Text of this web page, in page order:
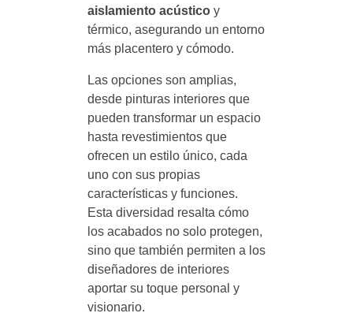
aislamiento acústicoy
térmico, asegurando un entorno
más placentero y cómodo.
Las opciones son amplias,
desde pinturas interiores que
pueden transformar un espacio
hasta revestimientos que
ofrecen un estilo único, cada
uno con sus propias
características y funciones.
Esta diversidad resalta cómo
los acabados no solo protegen,
sino que también permiten a los
diseñadores de interiores
aportar su toque personal y
visionario.